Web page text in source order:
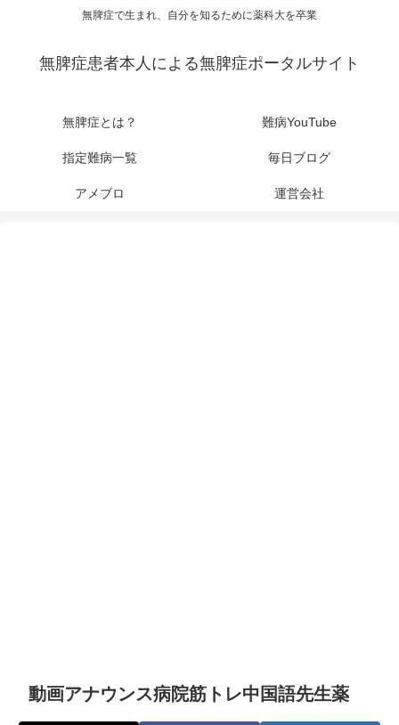
無脾症で生まれ、自分を知るために薬科大を卒業
無脾症患者本人による無脾症ポータルサイト
無脾症とは？ 難病YouTube
指定難病一覧 毎日ブログ
アメブロ 運営会社
動画アナウンス病院筋トレ中国語先生薬